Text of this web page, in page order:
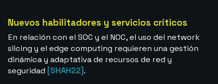
Nuevos habilitadores y servicios críticos
En relación con el SOC y el NOC, el uso del network
slicing y el edge computing requieren una gestión
dinámica y adaptativa de recursos de red y
seguridad [SHAH22].